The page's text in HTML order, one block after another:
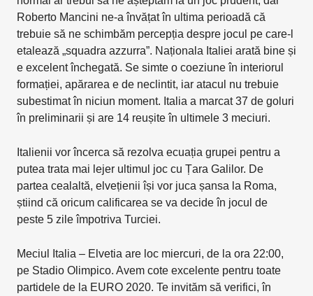
Roberto Mancini ne-a învățat în ultima perioadă că
trebuie să ne schimbăm percepția despre jocul pe care-l
etalează „squadra azzurra”. Naționala Italiei arată bine și
e excelent închegată. Se simte o coeziune în interiorul
formației, apărarea e de neclintit, iar atacul nu trebuie
subestimat în niciun moment. Italia a marcat 37 de goluri
în preliminarii și are 14 reușite în ultimele 3 meciuri.
Italienii vor încerca să rezolva ecuația grupei pentru a
putea trata mai lejer ultimul joc cu Țara Galilor. De
partea cealaltă, elvețienii își vor juca șansa la Roma,
știind că oricum calificarea se va decide în jocul de
peste 5 zile împotriva Turciei.
Meciul Italia – Elvetia are loc miercuri, de la ora 22:00,
pe Stadio Olimpico. Avem cote excelente pentru toate
partidele de la EURO 2020. Te invităm să verifici, în